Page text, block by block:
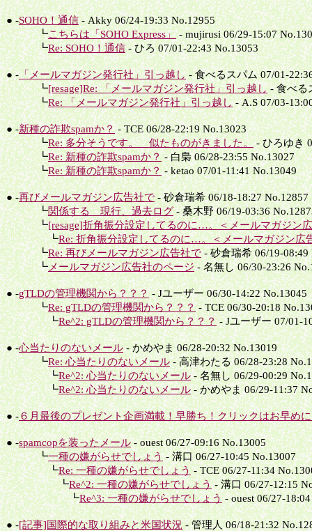
● -SOHO！通信- Akky 06/24-19:33 No.12955
┗こちらは「SOHO Express」- mujirusi 06/29-15:07
┗Re: SOHO！通信- ひろ 07/01-22:43 No.13053
● -「メールマガジン発行社」引っ越し- 食べるスパム 07/01-
┗[resage]Re: 「メールマガジン発行社」引っ越し- 食べる
┗Re: 「メールマガジン発行社」引っ越し- A.S 07/03-
● -新種の詐欺spamか？- TCE 06/28-22:19 No.13023
┗Re: 多分そうです。 似たものがきました。- ひろゆき
┗Re: 新種の詐欺spamか？- 白梟 06/28-23:55 No.13027
┗Re: 新種の詐欺spamか？- ketao 07/01-11:41 No.13049
● -再びメールマガジン広告社で- 砂倉瑞希 06/18-18:27 No.12857
┗関係する 現行、過去ログ- 桑木野 06/19-03:36
┗[resage]折角振分設定してるのに…。＜メールマガジン
┗Re: 折角振分設定してるのに…。＜メールマガジン広
┗Re: 再びメールマガジン広告社で- 砂倉瑞希 06/19-08:49
┗メールマガジン広告社のページ- 名無し 06/30-23:26
● -gTLDの管理機関から？？？- Jユーザー 06/30-14:22 No.13045
┗Re: gTLDの管理機関から？？？- TCE 06/30-20:18
┗Re^2: gTLDの管理機関から？？？- Jユーザー 07/01-
● -心当たりのないメール- かめやま 06/28-20:32 No.13019
┗Re: 心当たりのないメール- 高津わたる 06/28-23:28
┗Re^2: 心当たりのないメール- 名無し 06/29-00:29
┗Re^2: 心当たりのないメール- かめやま 06/29-11:37
● -６月最後のプレゼント企画満載！早勝ち！クリックはお早め
● -spamcopを装ったメール- ouest 06/27-09:16 No.13005
┗一種の嫌がらせでしょう- 溝口 06/27-10:45 No.13007
┗Re: 一種の嫌がらせでしょう- TCE 06/27-11:34
┗Re^2: 一種の嫌がらせでしょう- 溝口 06/27-12:15
┗Re^3: 一種の嫌がらせでしょう- ouest 06/27-
● -[記事]国際的な取り組みと米国状況- 管理人 06/18-21:32